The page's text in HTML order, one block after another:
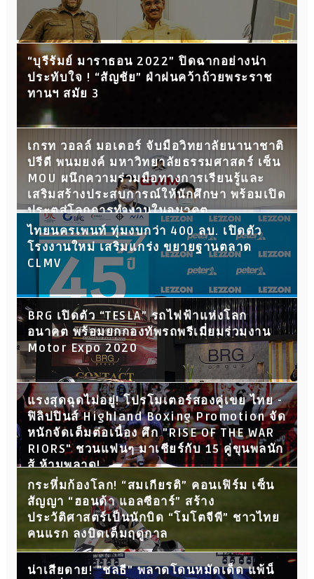
“บุรีรัมย์ มาราธอน 2022” ปิดฉากอย่างน่า
ประทับใจ ! “สัญชัย” ฝ่าฝนคว้าถ้วยพระราช
ทานฯ สมัย 3
เกรท วอลล์ มอเตอร์ จับมือวิทยาลัยนานาชาติ
ปรีดี พนมยงค์ มหาวิทยาลัยธรรมศาสตร์ เซ็น
MOU ผนึกความร่วมมือทางการเรียนรู้และ
เสริมสร้างประสบการณ์ให้นักศึกษา พร้อมเปิด
ประตูสู่โลกการทำงานในอนาคต
ไทยนครเพนท์ ทุ่มงบกว่า 400 ลบ. เปิดตัว
โรงงานใหม่ เสริมแกร่ง ขยายฐานตลาด
CLMV
BRG เปิดตัว “TESLA” รถไฟฟ้าแห่งโลก
อนาคต พร้อมยกกองทัพรถพรีเมี่ยมร่วมงาน
Motor Expo 2020
แรงสุดฉุดไม่อยู่! โปรโมเตอร์สองคู่เขย ไทย -
ฟิลิปปินส์ Highland Boxing Promotion จัด
หนักจัดเต็มต่อเนื่อง ศึก "RISE OF THE WAR
RIORS" ชวนแฟนๆ มาเชียร์กับ 15 คู่ขุนพลนัก
สู้ ห้ามพลาด!
กระหึ่มก้องโลก! “สมเกียรติ” คอนเฟิร์ม เซ็น
สัญญา “ฮอนด้า แอลซีอาร์” สร้าง
ประวัติศาสตร์เป็นนักบิด “โมโตจีพี” ชาวไทย
คนแรก ลงบิดเต็มฤดูกาล
น่าเสียดาย! "ชลธี" พลาดโดนหมัดเด็ด แพ้น็